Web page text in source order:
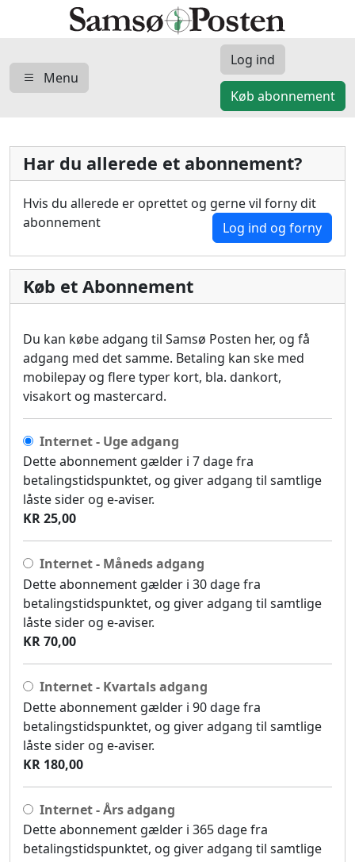
Menu
Log ind
Køb abonnement
Har du allerede et abonnement?
Hvis du allerede er oprettet og gerne vil forny dit
abonnement
Log ind og forny
Køb et Abonnement
Du kan købe adgang til Samsø Posten her, og få
adgang med det samme. Betaling kan ske med
mobilepay og flere typer kort, bla. dankort,
visakort og mastercard.
Internet - Uge adgang
Dette abonnement gælder i 7 dage fra
betalingstidspunktet, og giver adgang til samtlige
låste sider og e-aviser.
KR 25,00
Internet - Måneds adgang
Dette abonnement gælder i 30 dage fra
betalingstidspunktet, og giver adgang til samtlige
låste sider og e-aviser.
KR 70,00
Internet - Kvartals adgang
Dette abonnement gælder i 90 dage fra
betalingstidspunktet, og giver adgang til samtlige
låste sider og e-aviser.
KR 180,00
Internet - Års adgang
Dette abonnement gælder i 365 dage fra
betalingstidspunktet, og giver adgang til samtlige